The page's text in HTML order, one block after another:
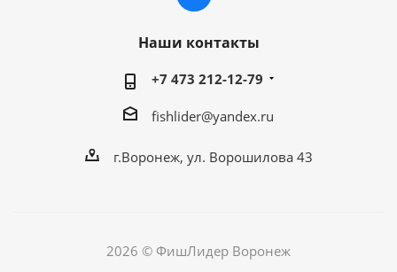
Наши контакты
+7 473 212-12-79
fishlider@yandex.ru
г.Воронеж, ул. Ворошилова 43
2026 © ФишЛидер Воронеж